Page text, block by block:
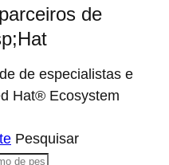
de
de especialistas e
Hat® Ecosystem
Pesquisar